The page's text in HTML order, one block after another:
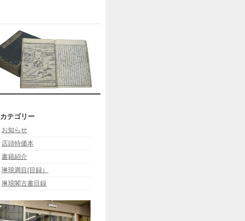
カテゴリー
お知らせ
店頭特価本
書籍紹介
琳琅満目(目録）
琳琅閣古書目録